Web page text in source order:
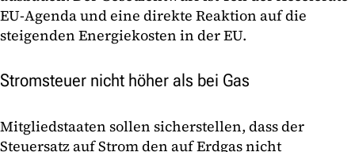
EU-Agenda und eine direkte Reaktion auf die
steigenden Energiekosten in der EU.
Stromsteuer nicht höher als bei Gas
Mitgliedstaaten sollen sicherstellen, dass der
Steuersatz auf Strom den auf Erdgas nicht